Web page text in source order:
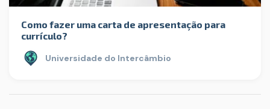
Como fazer uma carta de apresentação para
currículo?
Universidade do Intercâmbio